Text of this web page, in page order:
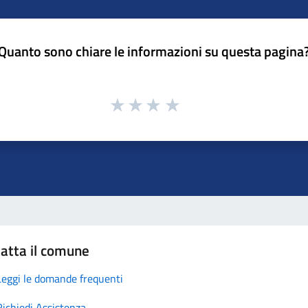
sono chiare le informazioni su questa
il comune
le domande frequenti